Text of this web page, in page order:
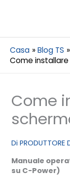
Casa
Blog TS
Come installare
Come
Di PRODUTTORE
Manuale
su C-Power)